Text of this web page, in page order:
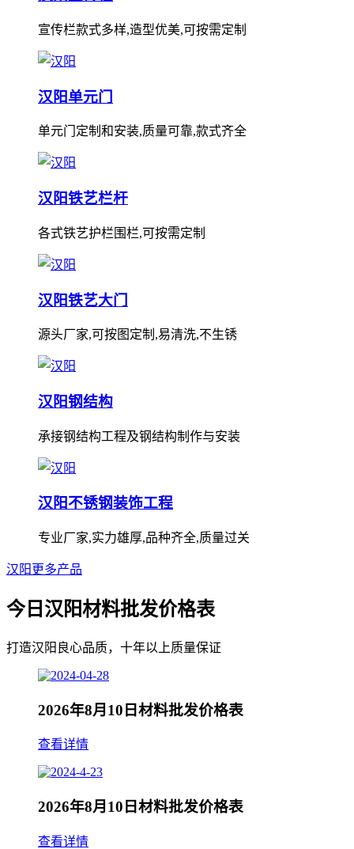
宣传栏款式多样,造型优美,可按需定制
汉阳单元门
单元门定制和安装,质量可靠,款式齐全
汉阳铁艺栏杆
各式铁艺护栏围栏,可按需定制
汉阳铁艺大门
源头厂家,可按图定制,易清洗,不生锈
汉阳钢结构
承接钢结构工程及钢结构制作与安装
汉阳不锈钢装饰工程
专业厂家,实力雄厚,品种齐全,质量过关
汉阳更多产品
今日汉阳材料批发价格表
打造汉阳良心品质，十年以上质量保证
2026年8月10日材料批发价格表
查看详情
2026年8月10日材料批发价格表
查看详情